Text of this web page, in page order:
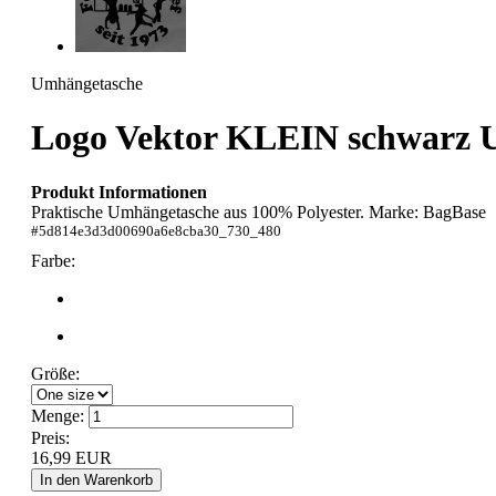
Umhängetasche
Logo Vektor KLEIN schwarz
Produkt Informationen
Praktische Umhängetasche aus 100% Polyester. Marke: BagBase
#5d814e3d3d00690a6e8cba30_730_480
Farbe:
Größe:
Menge:
Preis:
16,99 EUR